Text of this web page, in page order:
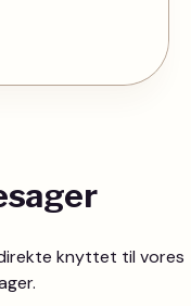
knyttet til vores